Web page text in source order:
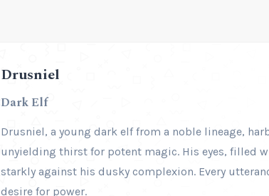
Drusniel
Dark Elf
Drusniel, a young dark elf from a noble lineage,
unyielding thirst for potent magic. His eyes, filled
starkly against his dusky complexion. Every
desire for power.